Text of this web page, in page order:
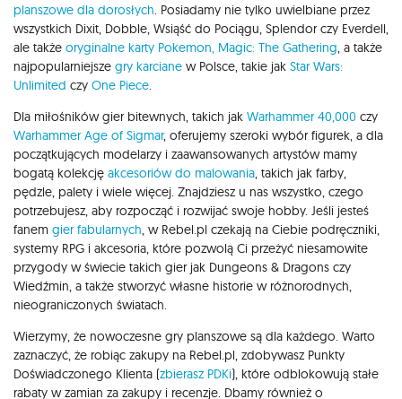
planszowe dla dorosłych. Posiadamy nie tylko uwielbiane przez
wszystkich Dixit, Dobble, Wsiąść do Pociągu, Splendor czy Everdell,
ale także oryginalne karty Pokemon, Magic: The Gathering, a także
najpopularniejsze gry karciane w Polsce, takie jak Star Wars:
Unlimited czy One Piece.
Dla miłośników gier bitewnych, takich jak Warhammer 40,000 czy
Warhammer Age of Sigmar, oferujemy szeroki wybór figurek, a dla
początkujących modelarzy i zaawansowanych artystów mamy
bogatą kolekcję akcesoriów do malowania, takich jak farby,
pędzle, palety i wiele więcej. Znajdziesz u nas wszystko, czego
potrzebujesz, aby rozpocząć i rozwijać swoje hobby. Jeśli jesteś
fanem gier fabularnych, w Rebel.pl czekają na Ciebie podręczniki,
systemy RPG i akcesoria, które pozwolą Ci przeżyć niesamowite
przygody w świecie takich gier jak Dungeons & Dragons czy
Wiedźmin, a także stworzyć własne historie w różnorodnych,
nieograniczonych światach.
Wierzymy, że nowoczesne gry planszowe są dla każdego. Warto
zaznaczyć, że robiąc zakupy na Rebel.pl, zdobywasz Punkty
Doświadczonego Klienta (zbierasz PDKi), które odblokowują stałe
rabaty w zamian za zakupy i recenzje. Dbamy również o